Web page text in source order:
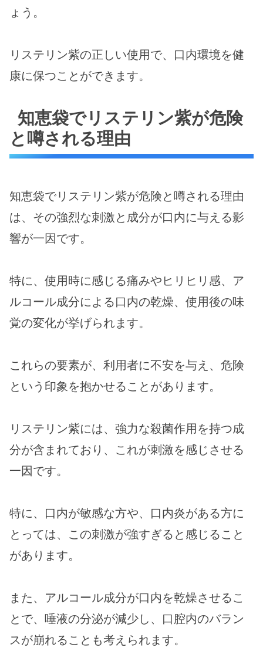
ょう。
リステリン紫の正しい使用で、口内環境を健
康に保つことができます。
知恵袋でリステリン紫が危険
と噂される理由
知恵袋でリステリン紫が危険と噂される理由
は、その強烈な刺激と成分が口内に与える影
響が一因です。
特に、使用時に感じる痛みやヒリヒリ感、ア
ルコール成分による口内の乾燥、使用後の味
覚の変化が挙げられます。
これらの要素が、利用者に不安を与え、危険
という印象を抱かせることがあります。
リステリン紫には、強力な殺菌作用を持つ成
分が含まれており、これが刺激を感じさせる
一因です。
特に、口内が敏感な方や、口内炎がある方に
とっては、この刺激が強すぎると感じること
があります。
また、アルコール成分が口内を乾燥させるこ
とで、唾液の分泌が減少し、口腔内のバラン
スが崩れることも考えられます。